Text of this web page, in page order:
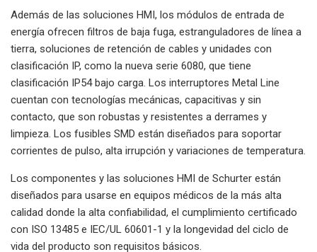
Además de las soluciones HMI, los módulos de entrada de
energía ofrecen filtros de baja fuga, estranguladores de línea a
tierra, soluciones de retención de cables y unidades con
clasificación IP, como la nueva serie 6080, que tiene
clasificación IP54 bajo carga. Los interruptores Metal Line
cuentan con tecnologías mecánicas, capacitivas y sin
contacto, que son robustas y resistentes a derrames y
limpieza. Los fusibles SMD están diseñados para soportar
corrientes de pulso, alta irrupción y variaciones de temperatura.
Los componentes y las soluciones HMI de Schurter están
diseñados para usarse en equipos médicos de la más alta
calidad donde la alta confiabilidad, el cumplimiento certificado
con ISO 13485 e IEC/UL 60601-1 y la longevidad del ciclo de
vida del producto son requisitos básicos.